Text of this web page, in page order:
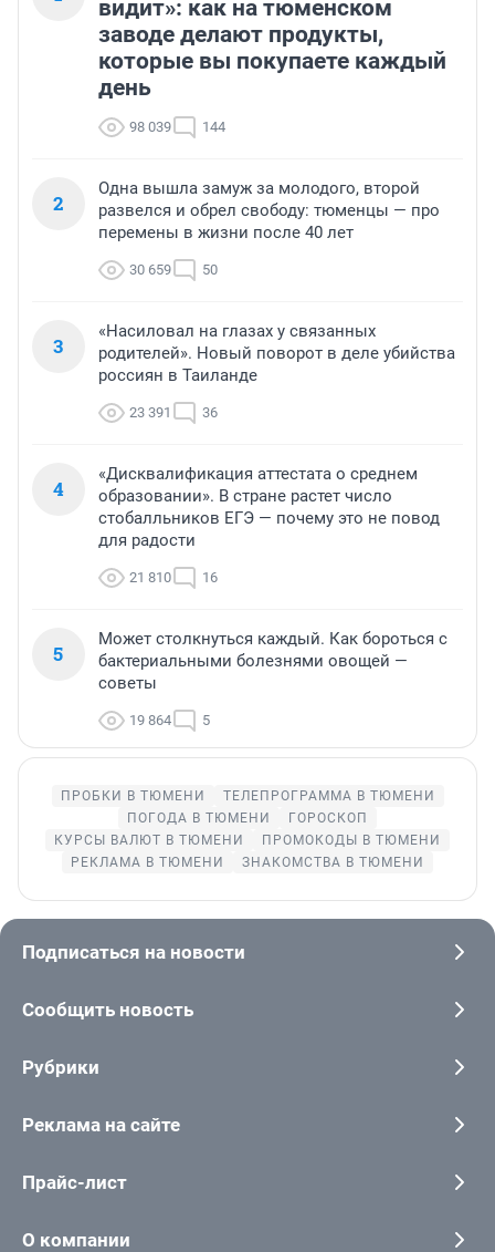
видит»: как на тюменском
заводе делают продукты,
которые вы покупаете каждый
день
98 039 144
2
Одна вышла замуж за молодого, второй
развелся и обрел свободу: тюменцы — про
перемены в жизни после 40 лет
30 659 50
3
«Насиловал на глазах у связанных
родителей». Новый поворот в деле убийства
россиян в Таиланде
23 391 36
4
«Дисквалификация аттестата о среднем
образовании». В стране растет число
стобалльников ЕГЭ — почему это не повод
для радости
21 810 16
5
Может столкнуться каждый. Как бороться с
бактериальными болезнями овощей —
советы
19 864 5
ПРОБКИ В ТЮМЕНИ
ТЕЛЕПРОГРАММА В ТЮМЕНИ
ПОГОДА В ТЮМЕНИ
ГОРОСКОП
КУРСЫ ВАЛЮТ В ТЮМЕНИ
ПРОМОКОДЫ В ТЮМЕНИ
РЕКЛАМА В ТЮМЕНИ
ЗНАКОМСТВА В ТЮМЕНИ
Подписаться на новости
Сообщить новость
Рубрики
Реклама на сайте
Прайс-лист
О компании